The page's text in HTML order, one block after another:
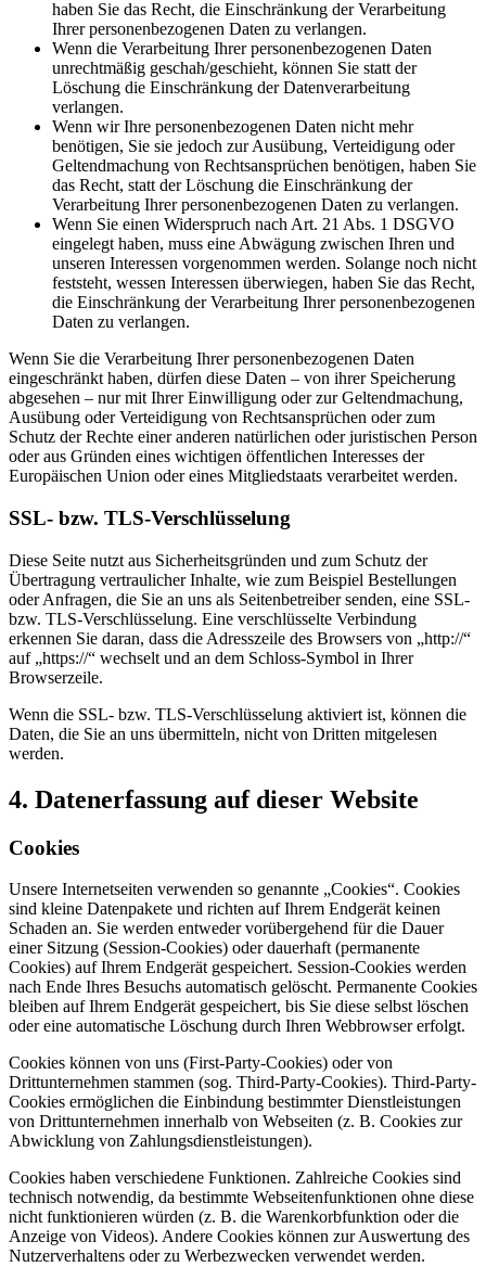
haben Sie das Recht, die Einschränkung der Verarbeitung
Ihrer personenbezogenen Daten zu verlangen.
Wenn die Verarbeitung Ihrer personenbezogenen Daten
unrechtmäßig geschah/geschieht, können Sie statt der
Löschung die Einschränkung der Datenverarbeitung
verlangen.
Wenn wir Ihre personenbezogenen Daten nicht mehr
benötigen, Sie sie jedoch zur Ausübung, Verteidigung oder
Geltendmachung von Rechtsansprüchen benötigen, haben Sie
das Recht, statt der Löschung die Einschränkung der
Verarbeitung Ihrer personenbezogenen Daten zu verlangen.
Wenn Sie einen Widerspruch nach Art. 21 Abs. 1 DSGVO
eingelegt haben, muss eine Abwägung zwischen Ihren und
unseren Interessen vorgenommen werden. Solange noch nicht
feststeht, wessen Interessen überwiegen, haben Sie das Recht,
die Einschränkung der Verarbeitung Ihrer personenbezogenen
Daten zu verlangen.
Wenn Sie die Verarbeitung Ihrer personenbezogenen Daten
eingeschränkt haben, dürfen diese Daten – von ihrer Speicherung
abgesehen – nur mit Ihrer Einwilligung oder zur Geltendmachung,
Ausübung oder Verteidigung von Rechtsansprüchen oder zum
Schutz der Rechte einer anderen natürlichen oder juristischen Person
oder aus Gründen eines wichtigen öffentlichen Interesses der
Europäischen Union oder eines Mitgliedstaats verarbeitet werden.
SSL- bzw. TLS-Verschlüsselung
Diese Seite nutzt aus Sicherheitsgründen und zum Schutz der
Übertragung vertraulicher Inhalte, wie zum Beispiel Bestellungen
oder Anfragen, die Sie an uns als Seitenbetreiber senden, eine SSL-
bzw. TLS-Verschlüsselung. Eine verschlüsselte Verbindung
erkennen Sie daran, dass die Adresszeile des Browsers von „http://“
auf „https://“ wechselt und an dem Schloss-Symbol in Ihrer
Browserzeile.
Wenn die SSL- bzw. TLS-Verschlüsselung aktiviert ist, können die
Daten, die Sie an uns übermitteln, nicht von Dritten mitgelesen
werden.
4. Datenerfassung auf dieser Website
Cookies
Unsere Internetseiten verwenden so genannte „Cookies“. Cookies
sind kleine Datenpakete und richten auf Ihrem Endgerät keinen
Schaden an. Sie werden entweder vorübergehend für die Dauer
einer Sitzung (Session-Cookies) oder dauerhaft (permanente
Cookies) auf Ihrem Endgerät gespeichert. Session-Cookies werden
nach Ende Ihres Besuchs automatisch gelöscht. Permanente Cookies
bleiben auf Ihrem Endgerät gespeichert, bis Sie diese selbst löschen
oder eine automatische Löschung durch Ihren Webbrowser erfolgt.
Cookies können von uns (First-Party-Cookies) oder von
Drittunternehmen stammen (sog. Third-Party-Cookies). Third-Party-
Cookies ermöglichen die Einbindung bestimmter Dienstleistungen
von Drittunternehmen innerhalb von Webseiten (z. B. Cookies zur
Abwicklung von Zahlungsdienstleistungen).
Cookies haben verschiedene Funktionen. Zahlreiche Cookies sind
technisch notwendig, da bestimmte Webseitenfunktionen ohne diese
nicht funktionieren würden (z. B. die Warenkorbfunktion oder die
Anzeige von Videos). Andere Cookies können zur Auswertung des
Nutzerverhaltens oder zu Werbezwecken verwendet werden.